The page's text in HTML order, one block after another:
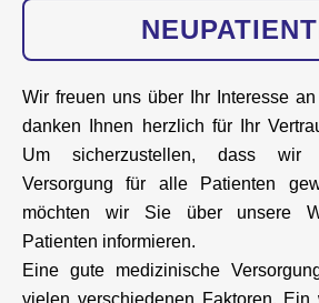
Wir freuen uns über Ihr Interesse
danken Ihnen herzlich für Ihr
Um sicherzustellen, dass wir
Versorgung für alle Patienten
möchten wir Sie über unsere
Patienten informieren.
Eine gute medizinische
vielen verschiedenen Faktoren. Ein